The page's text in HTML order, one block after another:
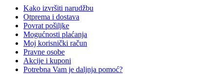
Kako izvršiti narudžbu
Otprema i dostava
Povrat pošiljke
Mogućnosti plaćanja
Moj korisnički račun
Pravne osobe
Akcije i kuponi
Potrebna Vam je daljnja pomoć?